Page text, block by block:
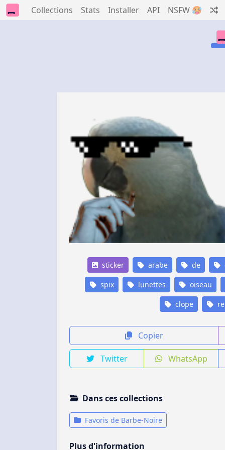
Collections Stats Installer API NSFW 🥵
sticker arabe de
spix lunettes oiseau
clope
Copier
Twitter WhatsApp
Dans ces collections
Favoris de Barbe-Noire
Plus d'information